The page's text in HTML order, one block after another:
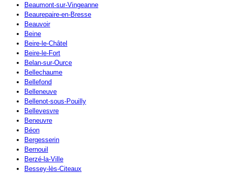
Beaumont-sur-Vingeanne
Beaurepaire-en-Bresse
Beauvoir
Beine
Beire-le-Châtel
Beire-le-Fort
Belan-sur-Ource
Bellechaume
Bellefond
Belleneuve
Bellenot-sous-Pouilly
Bellevesvre
Beneuvre
Béon
Bergesserin
Bernouil
Berzé-la-Ville
Bessey-lès-Citeaux